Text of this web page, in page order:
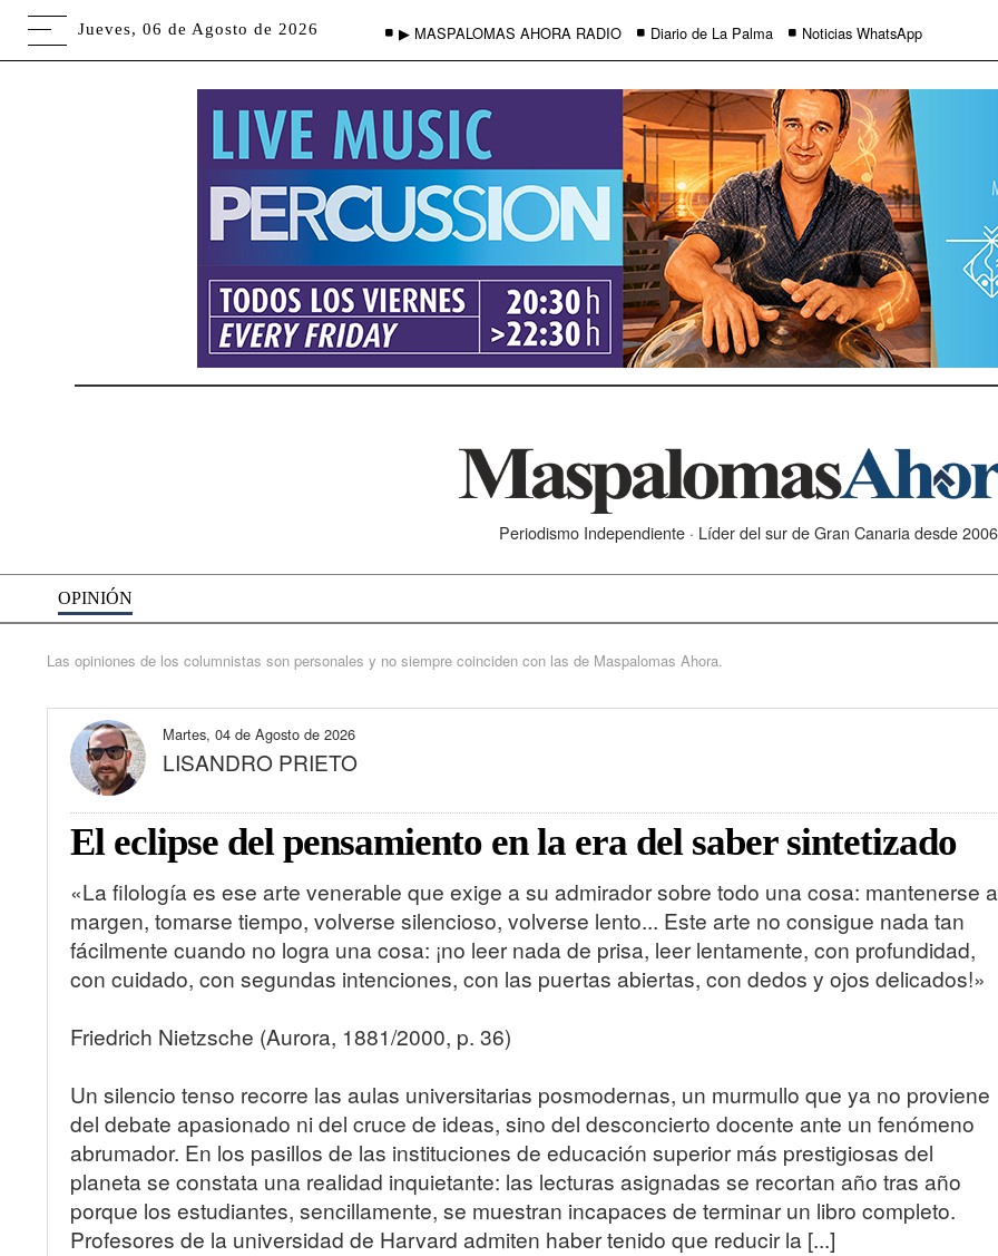
Jueves, 06 de Agosto de 2026 ▶ MASPALOMAS AHORA RADIO Diario de La Palma Noticias WhatsApp
Periodismo Independiente · Líder del sur de Gran Canaria desde 2006
OPINIÓN
Las opiniones de los columnistas son personales y no siempre coinciden con las de Maspalomas Ahora.
Martes, 04 de Agosto de 2026
LISANDRO PRIETO
El eclipse del pensamiento en la era del saber sintetizado
«La filología es ese arte venerable que exige a su admirador sobre todo una cosa: mantenerse
margen, tomarse tiempo, volverse silencioso, volverse lento... Este arte no consigue nada tan
fácilmente cuando no logra una cosa: ¡no leer nada de prisa, leer lentamente, con profundidad,
con cuidado, con segundas intenciones, con las puertas abiertas, con dedos y ojos delicados!»
Friedrich Nietzsche (Aurora, 1881/2000, p. 36)
Un silencio tenso recorre las aulas universitarias posmodernas, un murmullo que ya no proviene
del debate apasionado ni del cruce de ideas, sino del desconcierto docente ante un fenómeno
abrumador. En los pasillos de las instituciones de educación superior más prestigiosas del
planeta se constata una realidad inquietante: las lecturas asignadas se recortan año tras año
porque los estudiantes, sencillamente, se muestran incapaces de terminar un libro completo.
Profesores de la universidad de Harvard admiten haber tenido que reducir la [...]